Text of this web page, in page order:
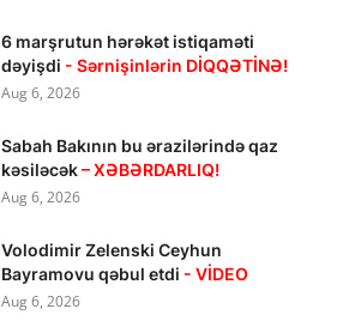
6 marşrutun hərəkət istiqaməti
dəyişdi - Sərnişinlərin DİQQƏTİNƏ!
Aug 6, 2026
Sabah Bakının bu ərazilərində qaz
kəsiləcək– XƏBƏRDARLIQ!
Aug 6, 2026
Volodimir Zelenski Ceyhun
Bayramovu qəbul etdi - VİDEO
Aug 6, 2026